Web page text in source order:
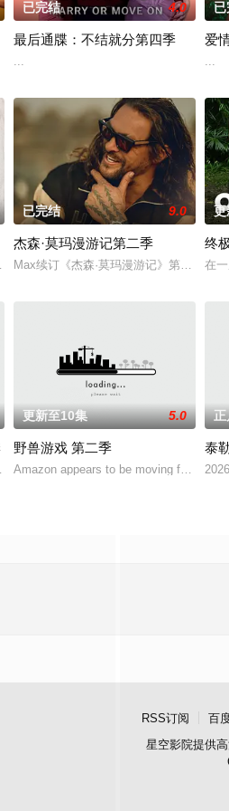
用糖果戒指求婚。但现在，在新系列《嫁
已完结 4.0
最后通牒：不结就分第四季
已
爱
changing design contract and opportunit
已完结 9.0
杰森·莫玛漫游记第二季
Max续订《杰森·莫玛漫游记》第二季。
更
终
在
for an eighth season, which is
更新至10集 5.0
野兽游戏 第二季
Amazon appears to be moving forward
正
泰
RSS订阅 百
星空影院提供